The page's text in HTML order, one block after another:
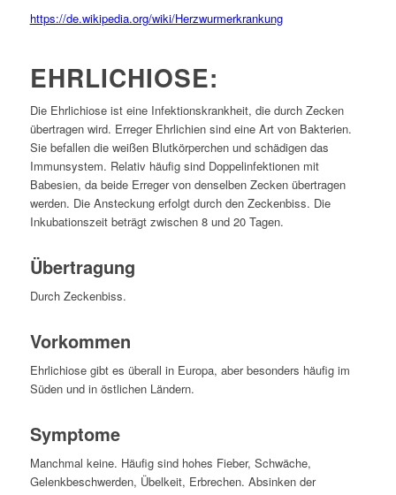
https://de.wikipedia.org/wiki/Herzwurmerkrankung
EHRLICHIOSE:
Die Ehrlichiose ist eine Infektionskrankheit, die durch Zecken
übertragen wird. Erreger Ehrlichien sind eine Art von Bakterien.
Sie befallen die weißen Blutkörperchen und schädigen das
Immunsystem. Relativ häufig sind Doppelinfektionen mit
Babesien, da beide Erreger von denselben Zecken übertragen
werden. Die Ansteckung erfolgt durch den Zeckenbiss. Die
Inkubationszeit beträgt zwischen 8 und 20 Tagen.
Übertragung
Durch Zeckenbiss.
Vorkommen
Ehrlichiose gibt es überall in Europa, aber besonders häufig im
Süden und in östlichen Ländern.
Symptome
Manchmal keine. Häufig sind hohes Fieber, Schwäche,
Gelenkbeschwerden, Übelkeit, Erbrechen. Absinken der